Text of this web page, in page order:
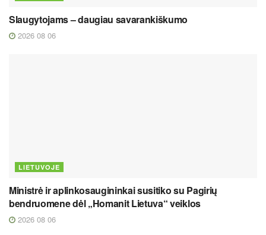
Slaugytojams – daugiau savarankiškumo
2026 08 06
LIETUVOJE
Ministrė ir aplinkosaugininkai susitiko su Pagirių
bendruomene dėl „Homanit Lietuva“ veiklos
2026 08 06